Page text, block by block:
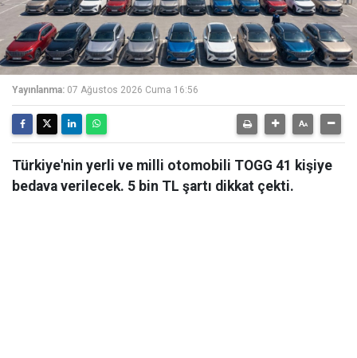
Yayınlanma: 07 Ağustos 2026 Cuma 16:56
Türkiye'nin yerli ve milli otomobili TOGG 41 kişiye
bedava verilecek. 5 bin TL şartı dikkat çekti.